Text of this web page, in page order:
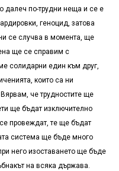
далеч по-трудни неща и се е
геноцид, затова
се случва в момента, ще
ще се справим с
солидарни един към друг,
които са ни
че трудностите ще
ще бъдат изключително
провеждат, те ще бъдат
система ще бъде много
него изоставането ще бъде
на всяка държава.